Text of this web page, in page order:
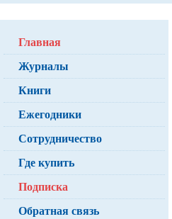
Главная
Журналы
Книги
Ежегодники
Сотрудничество
Где купить
Подписка
Обратная связь